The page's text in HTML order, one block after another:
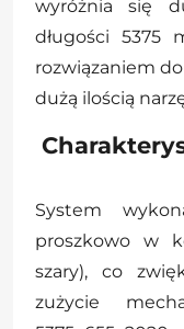
wyróżnia się
długości 5375
rozwiązaniem
dużą ilością
System
proszkowo w
szary), co
zużycie